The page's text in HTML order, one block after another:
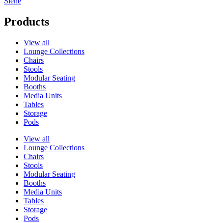
Products
View all
Lounge Collections
Chairs
Stools
Modular Seating
Booths
Media Units
Tables
Storage
Pods
View all
Lounge Collections
Chairs
Stools
Modular Seating
Booths
Media Units
Tables
Storage
Pods